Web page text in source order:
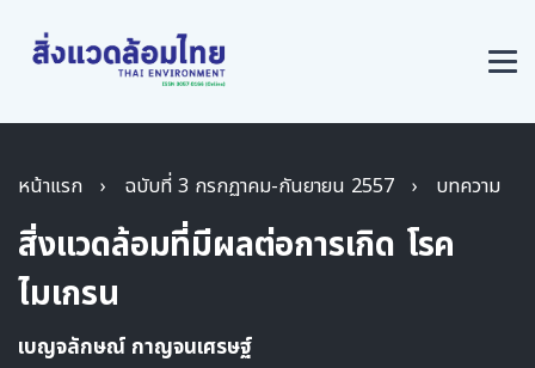
หน้าแรก › ฉบับที่ 3 กรกฏาคม-กันยายน 2557 › บทความ
สิ่งแวดล้อมที่มีผลต่อการเกิด โรค
ไมเกรน
เบญจลักษณ์ กาญจนเศรษฐ์